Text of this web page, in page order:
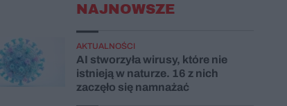
NAJNOWSZE
AKTUALNOŚCI
AI stworzyła wirusy, które nie
istnieją w naturze. 16 z nich
zaczęło się namnażać